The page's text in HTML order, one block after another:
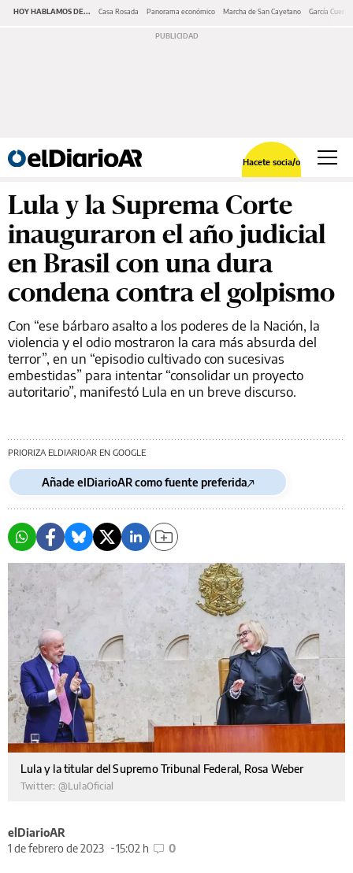
HOY HABLAMOS DE... Casa Rosada Panorama económico Marcha de San Cayetano García Cuerva
Hacete socia/o
Lula y la Suprema Corte
inauguraron el año judicial
en Brasil con una dura
condena contra el golpismo
Con “ese bárbaro asalto a los poderes de la Nación, la
violencia y el odio mostraron la cara más absurda del
terror”, en un “episodio cultivado con sucesivas
embestidas” para intentar “consolidar un proyecto
autoritario”, manifestó Lula en un breve discurso.
PRIORIZA ELDIARIOAR EN GOOGLE
Añade elDiarioAR como fuente preferida
Lula y la titular del Supremo Tribunal Federal, Rosa Weber
Twitter: @LulaOficial
elDiarioAR
1 de febrero de 2023
15:02 h 0